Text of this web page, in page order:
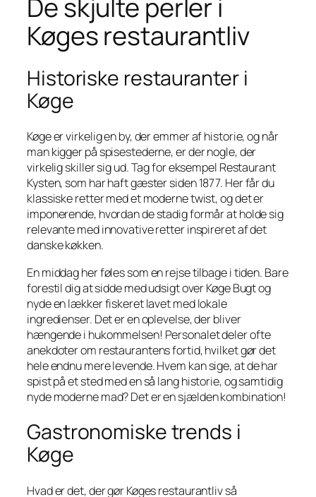
De skjulte perler i
Køges restaurantliv
Historiske restauranter i
Køge
Køge er virkelig en by, der emmer af historie, og når
man kigger på spisestederne, er der nogle, der
virkelig skiller sig ud. Tag for eksempel Restaurant
Kysten, som har haft gæster siden 1877. Her får du
klassiske retter med et moderne twist, og det er
imponerende, hvordan de stadig formår at holde sig
relevante med innovative retter inspireret af det
danske køkken.
En middag her føles som en rejse tilbage i tiden. Bare
forestil dig at sidde med udsigt over Køge Bugt og
nyde en lækker fiskeret lavet med lokale
ingredienser. Det er en oplevelse, der bliver
hængende i hukommelsen! Personalet deler ofte
anekdoter om restaurantens fortid, hvilket gør det
hele endnu mere levende. Hvem kan sige, at de har
spist på et sted med en så lang historie, og samtidig
nyde moderne mad? Det er en sjælden kombination!
Gastronomiske trends i
Køge
Hvad er det, der gør Køges restaurantliv så